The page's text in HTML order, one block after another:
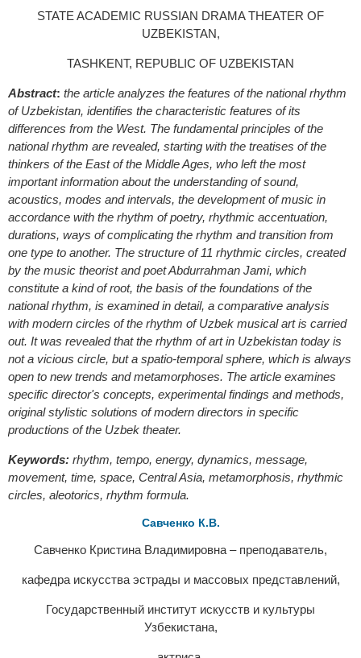
STATE ACADEMIC RUSSIAN DRAMA THEATER OF
UZBEKISTAN,
TASHKENT, REPUBLIC OF UZBEKISTAN
Abstract: the article analyzes the features of the national rhythm
of Uzbekistan, identifies the characteristic features of its
differences from the West. The fundamental principles of the
national rhythm are revealed, starting with the treatises of the
thinkers of the East of the Middle Ages, who left the most
important information about the understanding of sound,
acoustics, modes and intervals, the development of music in
accordance with the rhythm of poetry, rhythmic accentuation,
durations, ways of complicating the rhythm and transition from
one type to another. The structure of 11 rhythmic circles, created
by the music theorist and poet Abdurrahman Jami, which
constitute a kind of root, the basis of the foundations of the
national rhythm, is examined in detail, a comparative analysis
with modern circles of the rhythm of Uzbek musical art is carried
out. It was revealed that the rhythm of art in Uzbekistan today is
not a vicious circle, but a spatio-temporal sphere, which is always
open to new trends and metamorphoses. The article examines
specific director's concepts, experimental findings and methods,
original stylistic solutions of modern directors in specific
productions of the Uzbek theater.
Keywords: rhythm, tempo, energy, dynamics, message,
movement, time, space, Central Asia, metamorphosis, rhythmic
circles, aleotorics, rhythm formula.
Савченко К.В.
Савченко Кристина Владимировна – преподаватель,
кафедра искусства эстрады и массовых представлений,
Государственный институт искусств и культуры
Узбекистана,